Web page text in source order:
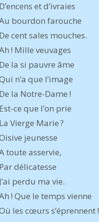
D’encens et d’ivraies
bourdon farouche
De cent sales mouches.
! Mille veuvages
De la si pauvre âme
n’a que l’image
De la Notre-Dame !
Est-ce que l’on prie
La Vierge Marie ?
jeunesse
toute asservie,
Par délicatesse
J’ai perdu ma vie.
! Que le temps vienne
les cœurs s’éprennent !